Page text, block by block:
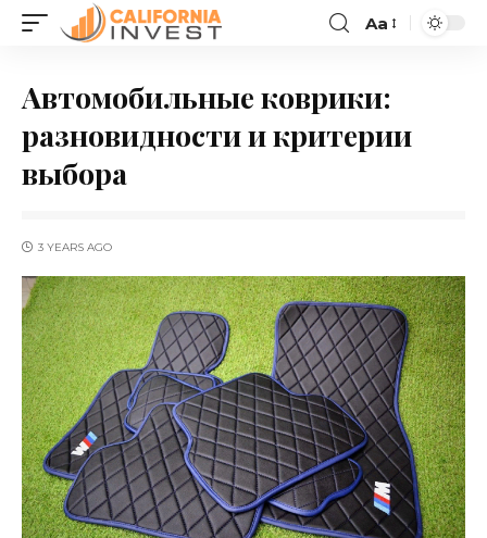
Aa
Автомобильные коврики:
разновидности и критерии
выбора
3 YEARS AGO